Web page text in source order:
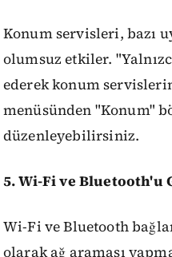
Konum servisleri, bazı
olumsuz etkiler.
ederek konum
menüsünden "Konum"
düzenleyebilirsiniz.
5. Wi-Fi ve Bluetooth'u
Wi-Fi ve Bluetooth
olarak ağ araması